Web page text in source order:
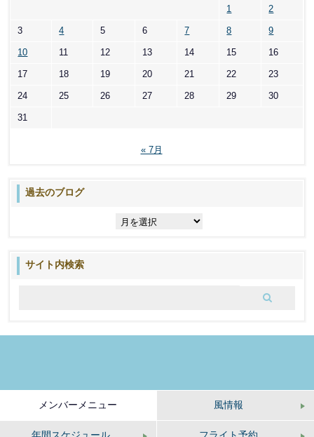
1 2
3 4 5 6 7 8 9
10 11 12 13 14 15 16
17 18 19 20 21 22 23
24 25 26 27 28 29 30
31
« 7月
過去のブログ
サイト内検索
メンバーメニュー 風情報